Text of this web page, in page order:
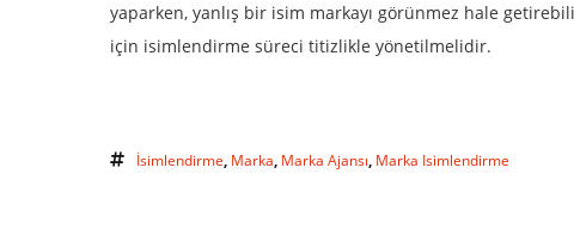
yaparken, yanlış bir isim markayı görünmez hale
için isimlendirme süreci titizlikle yönetilmelidir.
İsimlendirme, Marka, Marka Ajansı, Marka Isimlendirme